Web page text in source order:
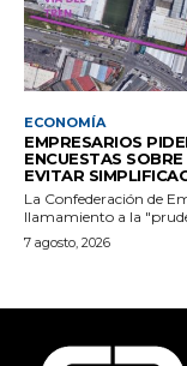
ECONOMÍA
EMPRESARIOS
ENCUESTAS
EVITAR
La Confederación de
llamamiento a la
7 agosto, 2026